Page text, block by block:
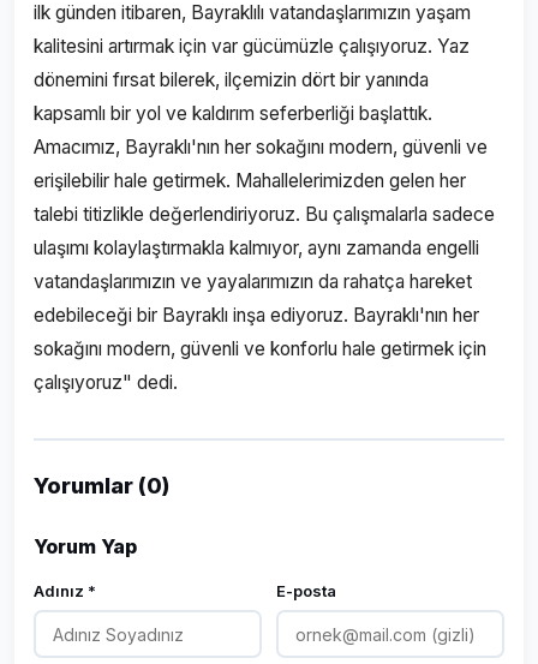
ilk günden itibaren, Bayraklılı vatandaşlarımızın yaşam
kalitesini artırmak için var gücümüzle çalışıyoruz. Yaz
dönemini fırsat bilerek, ilçemizin dört bir yanında
kapsamlı bir yol ve kaldırım seferberliği başlattık.
Amacımız, Bayraklı'nın her sokağını modern, güvenli ve
erişilebilir hale getirmek. Mahallelerimizden gelen her
talebi titizlikle değerlendiriyoruz. Bu çalışmalarla sadece
ulaşımı kolaylaştırmakla kalmıyor, aynı zamanda engelli
vatandaşlarımızın ve yayalarımızın da rahatça hareket
edebileceği bir Bayraklı inşa ediyoruz. Bayraklı'nın her
sokağını modern, güvenli ve konforlu hale getirmek için
çalışıyoruz" dedi.
Yorumlar (0)
Yorum Yap
Adınız * E-posta